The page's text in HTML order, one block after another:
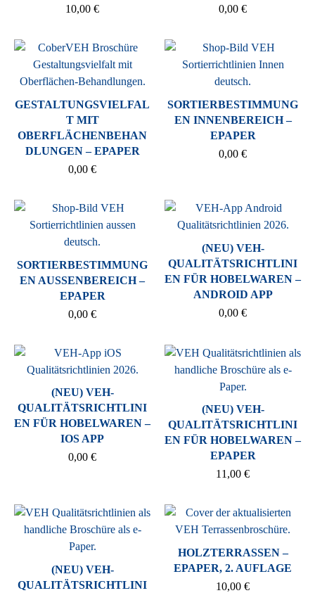
10,00 € 0,00 €
GESTALTUNGSVIELFAL
T MIT
OBERFLÄCHENBEHAN
DLUNGEN – EPAPER
0,00 €
SORTIERBESTIMMUNG
EN INNENBEREICH –
EPAPER
0,00 €
SORTIERBESTIMMUNG
EN AUSSENBEREICH –
EPAPER
0,00 €
(NEU) VEH-
QUALITÄTSRICHTLINI
EN FÜR HOBELWAREN –
ANDROID APP
0,00 €
(NEU) VEH-
QUALITÄTSRICHTLINI
EN FÜR HOBELWAREN –
IOS APP
0,00 €
(NEU) VEH-
QUALITÄTSRICHTLINI
EN FÜR HOBELWAREN –
EPAPER
11,00 €
(NEU) VEH-
QUALITÄTSRICHTLINI
HOLZTERRASSEN –
EPAPER, 2. AUFLAGE
10,00 €